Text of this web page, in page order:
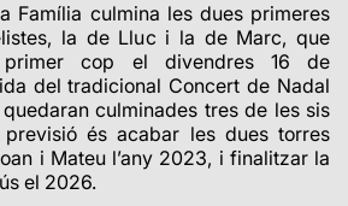
Família culmina les dues primeres
la de Lluc i la de Marc, que
primer cop el divendres 16 de
del tradicional Concert de Nadal
culminades tres de les sis
és acabar les dues torres
i Mateu l’any 2023, i finalitzar la
el 2026.